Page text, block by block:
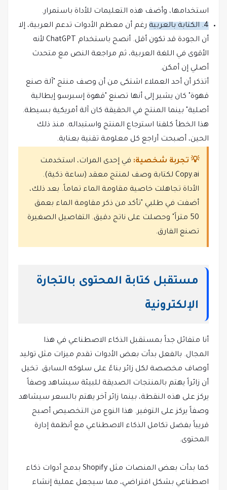
استخدامها، وأضف هذه التعليمات للأداة باستمرار.
4. الكتابة بالعربية
رغم أن معظم الأدوات تدعم العربية، إلا
أن الجودة قد تكون أقل. أنصح باستخدام ChatGPT لأنه
الأقوى في اللغة العربية، ثم مراجعة النص مع متحدث
أصلي إن أمكن.
أتذكر أن أحد العملاء اشتكى من أن وصف منتج "آلة صنع
قهوة" كان يشير إلى أنها تصنع "قهوة إسبرسو إيطالية
أصلية" بينما المنتج في الحقيقة كان آلة أمريكية بسيطة.
هذا الخطأ كلفنا استرجاع المنتج واستبداله. منذ ذلك
الحين، أصبحت أراجع كل معلومة تقنية بعناية.
💡 تجربة شخصية: في إحدى المرات، استخدمت
Copy.ai لكتابة وصف لمنتج معقد (ساعة ذكية).
الأداة تجاهلت خاصية مقاومة الماء تماماً. بعد ذلك،
أضفت في طلبي "تأكد من ذكر مقاومة الماء بعمق
50 متراً" وحصلت على ناتج دقيق. التفاصيل الصغيرة
تصنع الفارق.
مستقبل كتابة المحتوى بالتجارة
الإلكترونية
أنا متفائل جداً بمستقبل الذكاء الاصطناعي في هذا
المجال. بالفعل بدأت بعض الأدوات تقدم ميزات مثل توليد
أوصاف مخصصة لكل زائر بناءً على سلوكه السابق. تخيل
أن زائراً يهتم بالمنتجات الصديقة للبيئة سيشاهد وصفاً
يركز على هذه النقطة، بينما زائر آخر يهتم بالسعر سيشاهد
وصفاً يركز على التوفير. هذا النوع من التخصيص أصبح
قريباً بفضل تكامل الذكاء الاصطناعي مع أنظمة إدارة
المحتوى.
كما بدأت بعض المنصات مثل Shopify بدمج أدوات ذكاء
اصطناعي بشكل افتراضي، مما سيجعل عملية إنشاء